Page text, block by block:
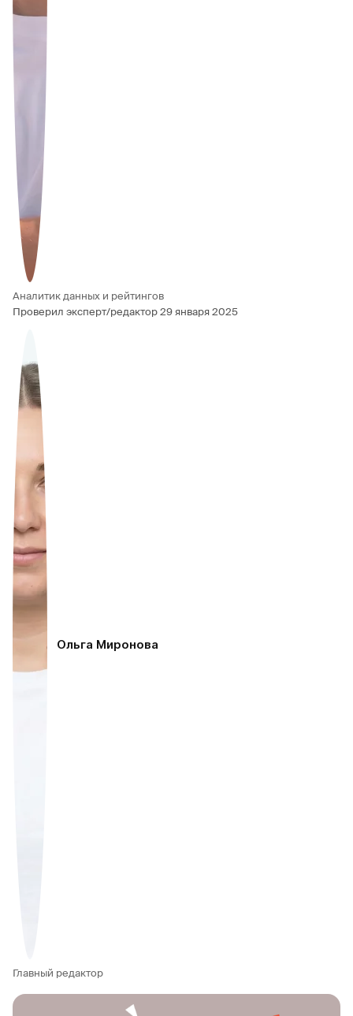
Аналитик данных и рейтингов
Проверил эксперт/редактор29 января 2025
Ольга Миронова
Главный редактор